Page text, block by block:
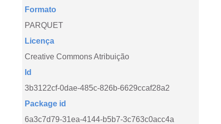
Formato
PARQUET
Licença
Creative Commons Atribuição
Id
3b3122cf-0dae-485c-826b-6629ccaf28a2
Package id
6a3c7d79-31ea-4144-b5b7-3c763c0acc4a